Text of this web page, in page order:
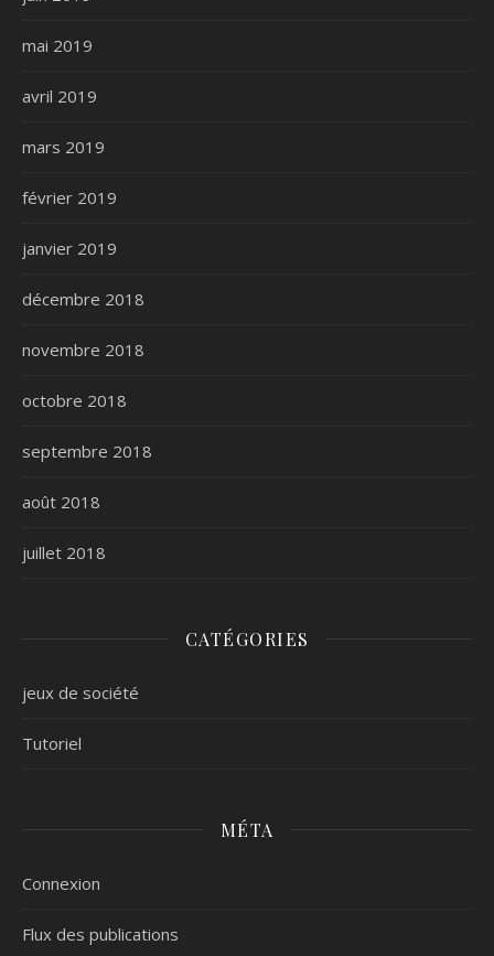
mai 2019
avril 2019
mars 2019
février 2019
janvier 2019
décembre 2018
novembre 2018
octobre 2018
septembre 2018
août 2018
juillet 2018
CATÉGORIES
jeux de société
Tutoriel
MÉTA
Connexion
Flux des publications